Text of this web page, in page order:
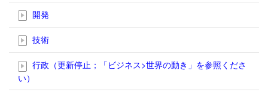
開発
技術
行政（更新停止；「ビジネス>世界の動き」を参照くださ
い）